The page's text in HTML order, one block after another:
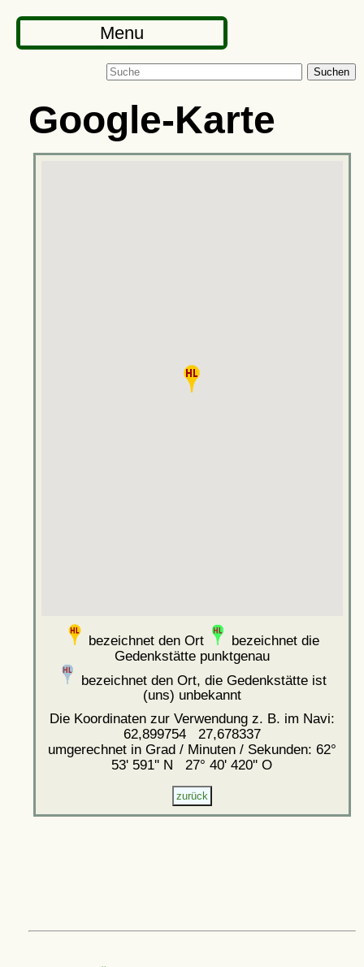
Menu
Suchen
Google-Karte
bezeichnet den Ort
bezeichnet die
Gedenkstätte punktgenau
bezeichnet den Ort, die Gedenkstätte ist
(uns) unbekannt
Die Koordinaten zur Verwendung z. B. im Navi:
62,899754 27,678337
umgerechnet in Grad / Minuten / Sekunden: 62°
53' 591'' N 27° 40' 420'' O